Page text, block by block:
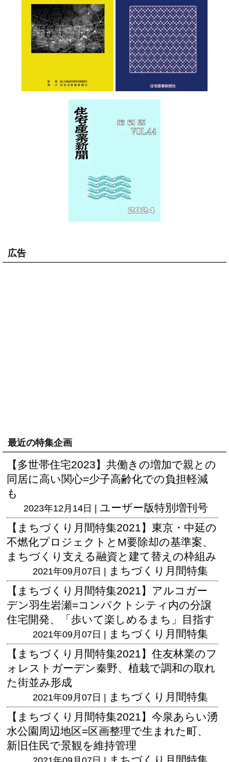
広告
最近の特集企画
【多世帯住宅2023】共働きの増加で親との
同居に高い関心=少子高齢化での負担軽減
も
2023年12月14日 | ユーザー版特別増刊号
【まちづくり月間特集2021】東京・中延の
不燃化プロジェクトとM要除却の基準案、
まちづくり支える融資と建て替えの枠組み
2021年09月07日 | まちづくり月間特集
【まちづくり月間特集2021】アルコガー
デン羽生岩瀬=コンパクトシティ内の分譲
住宅開発、「歩いて楽しめるまち」目指す
2021年09月07日 | まちづくり月間特集
【まちづくり月間特集2021】住友林業のフ
ォレストガーデン秦野、植栽で調和の取れ
た街並み形成
2021年09月07日 | まちづくり月間特集
【まちづくり月間特集2021】今泉あらい湧
水公園周辺地区=区画整理で生まれた町、
新旧住民で景観を維持管理
まちづくり月間特集